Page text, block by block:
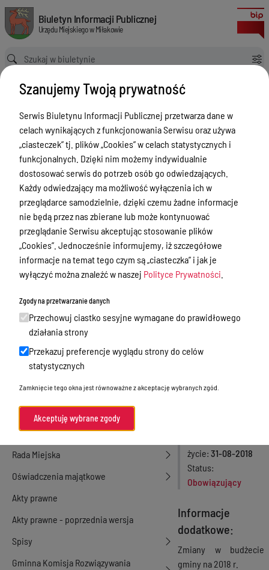
Zarządzenie Nr 51/2018 Burmistrza Miłakowa z dnia 31 sierpnia 2018 roku
Biuletyn Informacji Publicznej Urzędu Miejskiego w Miłakowie
Biuletyn Informacji Publicznej
Urzędu Miejskiego w Miłakowie
Ścieżka powrotu
Strona główna
Akty prawne
Zarządzenie Nr 51/2018 Burmistrza Miłakowa z dnia 31 sierpnia 2018 roku
Akty prawne
Menu Przedmiotowe
Urząd Miejski w Miłakowie
Gmina Miłakowo
Majątek i finanse
Zamówienia publiczne
Urząd Stanu Cywilnego
Ewidencja ludności, dowody osobiste,
działalność gospodarcza
Przetargi
Ogłoszenia
Petycje
Nabór
Dyżury Aptek w Powiecie Ostródzkim
Komunikacja publiczna
Nieodpłatna pomoc prawna
Rada Miejska
Oświadczenia majątkowe
Akty prawne
Akty prawne - poprzednia wersja
Spisy
Gminna Komisja Rozwiązywania
Wersja obowiązująca
z dnia04-11-2018
11:35:22
Drukuj
Zarządzenie Nr
51/2018
Burmistrza
Miłakowa z
dnia 31
Rodzaj aktu
Miłakowa
życie 31-08-2018
Status
Obowiązujący
Informacje
dodatkowe:
Zmiany w budżecie
gminy na 2018 r.
Szanujemy Twoją prywatność
Serwis Biuletynu Informacji Publicznej przetwarza dane w
celach wynikających z funkcjonowania Serwisu oraz używa
„ciasteczek” tj. plików „Cookies” w celach statystycznych i
funkcjonalnych. Dzięki nim możemy indywidualnie
dostosować serwis do potrzeb osób go odwiedzających.
Każdy odwiedzający ma możliwość wyłączenia ich w
przeglądarce samodzielnie, dzięki czemu żadne informacje
nie będą przez nas zbierane lub może kontynuować
przeglądanie Serwisu akceptując stosowanie plików
„Cookies”. Jednocześnie informujemy, iż szczegółowe
informacje na temat tego czym są „ciasteczka” i jak je
wyłączyć można znaleźć w naszej Polityce Prywatności
Zgody na przetwarzanie danych
Przechowuj ciastko sesyjne wymagane do prawidłowego
działania strony
Przekazuj preferencje wyglądu strony do celów
statystycznych
Zamknięcie tego okna jest równoważne z akceptację wybranych zgód.
Akceptuję wybrane zgody